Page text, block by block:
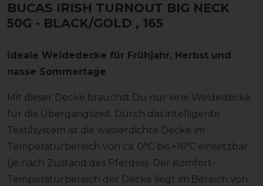
BUCAS IRISH TURNOUT BIG NECK
50G - BLACK/GOLD , 165
Ideale Weidedecke für Frühjahr, Herbst und
nasse Sommertage
Mit dieser Decke brauchst Du nur eine Weidedecke
für die Übergangszeit. Durch das intelligente
Textilsystem ist die wasserdichte Decke im
Temperaturbereich von ca. 0°C bis +16°C einsetzbar
(je nach Zustand des Pferdes). Der Komfort-
Temperaturbereich der Decke liegt im Bereich von